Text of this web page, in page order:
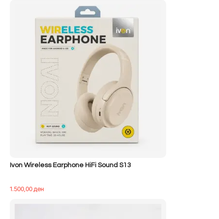
tanishëm
është:
Ivon Wireless Earphone HiFi Sound S13
1.500,00ден